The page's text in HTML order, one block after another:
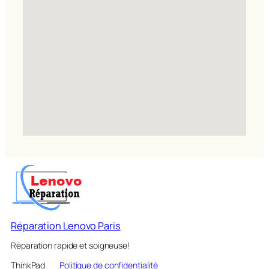
Réparation Lenovo Paris
Réparation rapide et soigneuse!
ThinkPad
Politique de confidentialité